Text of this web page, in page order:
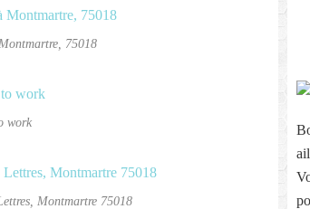
75018
work
Montmartre 75018